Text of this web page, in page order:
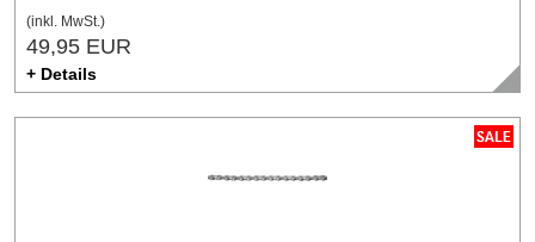
(inkl. MwSt.)
49,95 EUR
+ Details